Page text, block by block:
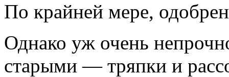
По крайней мере,
Однако уж очень
старыми — тряпки и